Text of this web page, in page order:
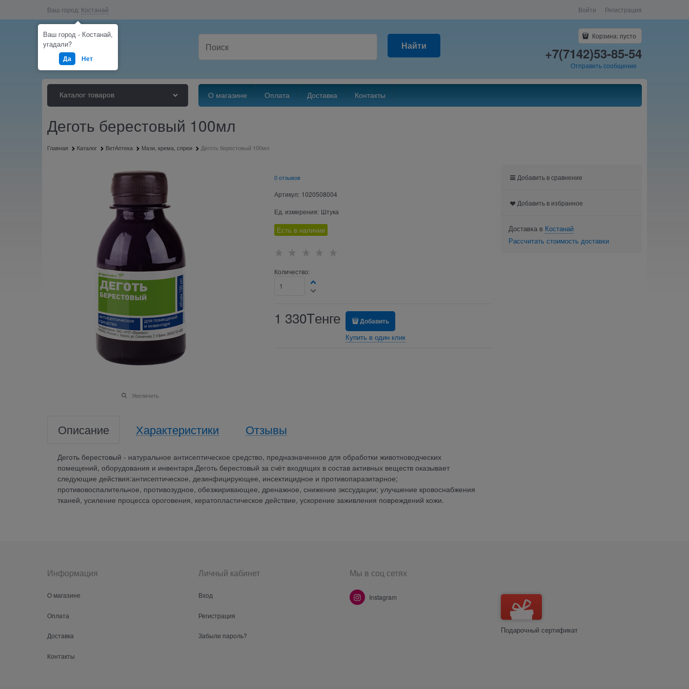
Ваш город: Костанай Войти Регистрация
Найти
Корзина: пусто
+7(7142)53-85-54
Отправить сообщение
Каталог товаров О магазине Оплата Доставка Контакты
Деготь берестовый 100мл
Главная Каталог ВетАптека Мази, крема, спреи Деготь берестовый 100мл
Увеличить
0 отзывов
Артикул: 1020508004
Ед. измерения: Штука
Есть в наличии
Количество:
1 330Tенге Добавить
Купить в один клик
Описание Характеристики Отзывы
Деготь берестовый - натуральное антисептическое средство, предназначенное для обработки животноводческих
помещений, оборудования и инвентаря.Деготь берестовый за счёт входящих в состав активных веществ оказывает
следующие действия:антисептическое, дезинфицирующее, инсектицидное и противопаразитарное;
противовоспалительное, противозудное, обезжиривающее, дренажное, снижение экссудации; улучшение кровоснабжения
тканей, усиление процесса ороговения, кератопластическое действие, ускорение заживления повреждений кожи.
Добавить в сравнение
Добавить в избранное
Доставка в Костанай
Рассчитать стоимость доставки
Информация
О магазине
Оплата
Доставка
Контакты
Личный кабинет
Вход
Регистрация
Забыли пароль?
Мы в соц сетях
Instagram
Подарочный сертификат
Ваш город - Костанай,
угадали?
Да Нет